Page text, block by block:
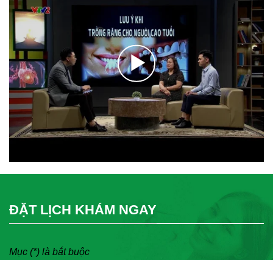
ĐẶT LỊCH KHÁM NGAY
Mục (*) là bắt buộc